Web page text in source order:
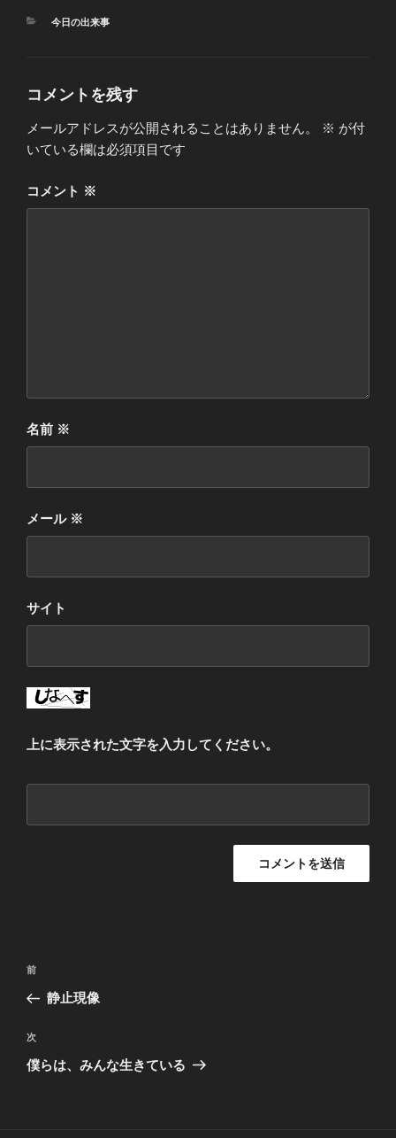
カ
今日の出来事
コメントを残す
メールアドレスが公開されることはありません。 ※ が付
いている欄は必須項目です
コメント ※
名前 ※
メール ※
サイト
上に表示された文字を入力してください。
投
ナ
ビ
ゲ
過
去
投
稿
前
静止現像
次
の
次
僕らは、みんな生きている